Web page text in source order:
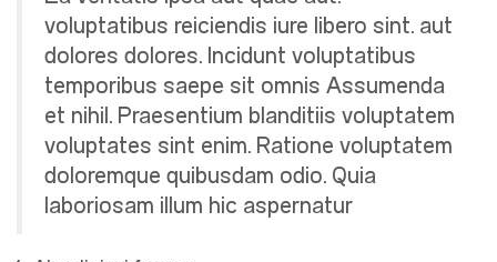
voluptatibus reiciendis iure libero sint. aut
dolores dolores. Incidunt voluptatibus
temporibus saepe sit omnis Assumenda
et nihil. Praesentium blanditiis voluptatem
voluptates sint enim. Ratione voluptatem
doloremque quibusdam odio. Quia
laboriosam illum hic aspernatur